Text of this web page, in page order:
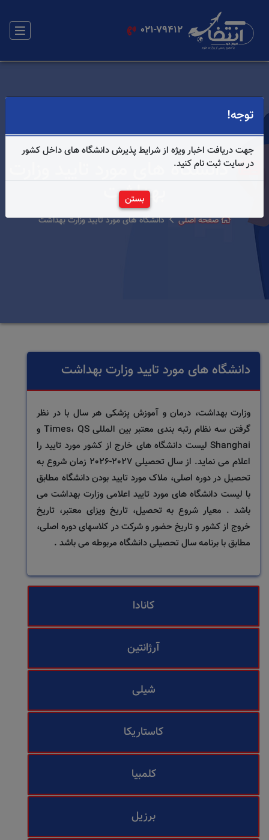
021-79412
دانشگاه های مورد تایید وزارت
بهداشت
صفحه اصلی دانشگاه های مورد تایید وزارت بهداشت
دانشگاه های مورد تایید وزارت بهداشت
وزارت بهداشت، درمان و آموزش پزشکی هر سال با در نظر
گرفتن سه نظام رتبه بندی معتبر بین المللی Times، QS و
Shanghai لیست دانشگاه های خارج از کشور مورد تایید را
اعلام می نماید. از سال تحصیلی 2027-2026 زمان شروع به
تحصیل در دوره اصلی، ملاک مورد تایید بودن دانشگاه مطابق
با لیست دانشگاه های مورد تایید اعلامی وزارت بهداشت می
باشد . معیار شروع به تحصیل، تاریخ ویزای معتبر، تاریخ
خروج از کشور و تاریخ حضور و شرکت در کلاسهای دوره اصلی،
مطابق با برنامه سال تحصیلی دانشگاه مربوطه می باشد .
کانادا
آرژانتین
شیلی
کاستاریکا
کلمبیا
برزیل
توجه!
جهت دریافت اخبار ویژه از شرایط پذیرش دانشگاه های داخل کشور
در سایت ثبت نام کنید.
بستن